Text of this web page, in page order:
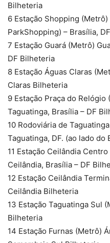
Bilheteria
6 Estação Shopping
ParkShopping) – Brasília,
7 Estação Guará (Metrô)
DF Bilheteria
8 Estação Águas Claras
Claras Bilheteria
9 Estação Praça do
Taguatinga, Brasília – DF
10 Rodoviária de
Taguatinga, DF. (ao lado do
11 Estação Ceilândia
Ceilândia, Brasília – DF
12 Estação Ceilândia
Ceilândia Bilheteria
13 Estação Taguatinga Sul
Bilheteria
14 Estação Furnas (Metrô)